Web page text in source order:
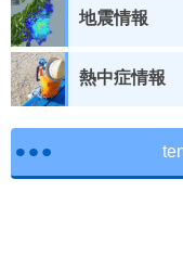
地震情報
熱中症情報